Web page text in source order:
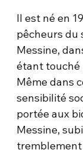
Il est né en
pêcheurs du
Messine,
étant touché
Même dans
sensibilité
portée aux
Messine,
tremblement